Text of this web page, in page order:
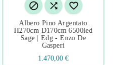
  
Albero Pino Argentato
H270cm D170cm 6500led
Sage | Edg - Enzo De
Gasperi
1.470,00 €